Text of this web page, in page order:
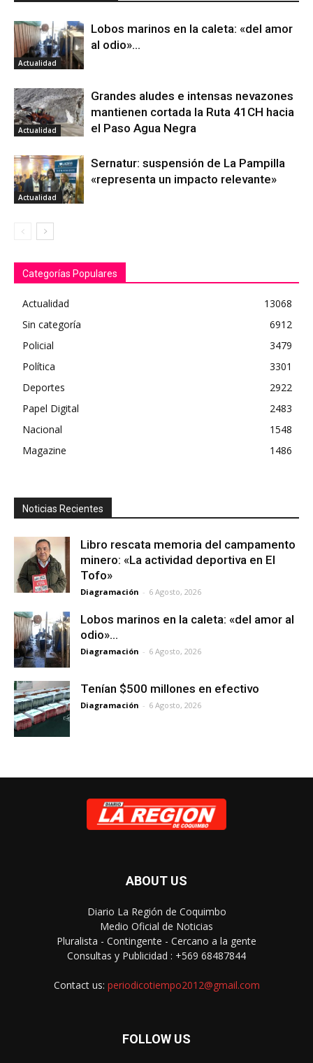
Actualidad
Lobos marinos en la caleta: «del amor
al odio»…
Actualidad
Grandes aludes e intensas nevazones
mantienen cortada la Ruta 41CH hacia
el Paso Agua Negra
Actualidad
Sernatur: suspensión de La Pampilla
«representa un impacto relevante»
Categorías Populares
Actualidad
13068
Sin categoría
6912
Policial
3479
Política
3301
Deportes
2922
Papel Digital
2483
Nacional
1548
Magazine
1486
Noticias Recientes
Libro rescata memoria del campamento
minero: «La actividad deportiva en El
Tofo»
Diagramación - 6 Agosto, 2026
Lobos marinos en la caleta: «del amor al
odio»…
Diagramación - 6 Agosto, 2026
Tenían $500 millones en efectivo
Diagramación - 6 Agosto, 2026
ABOUT US
Diario La Región de Coquimbo
Medio Oficial de Noticias
Pluralista - Contingente - Cercano a la gente
Consultas y Publicidad : +569 68487844
Contact us: periodicotiempo2012@gmail.com
FOLLOW US